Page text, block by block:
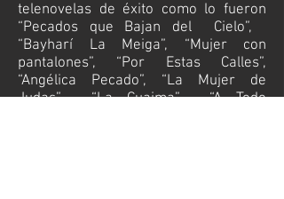
telenovelas de éxito como lo fueron
“Pecados que Bajan del Cielo”,
“Bayharí La Meiga”, “Mujer con
pantalones”, “Por Estas Calles”,
“Angélica Pecado”, “La Mujer de
Judas”, “La Cuaima”, “A Todo